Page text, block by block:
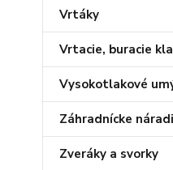
Vrtáky
Vrtacie, buracie
Vysokotlakové
Záhradnícke
Zveráky a svorky